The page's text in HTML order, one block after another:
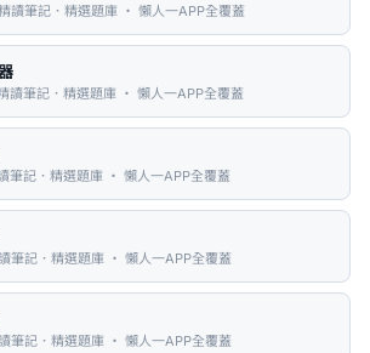
讀筆記．精選題庫 ・ 懶人一APP全覆蓋
讀筆記．精選題庫 ・ 懶人一APP全覆蓋
筆記．精選題庫 ・ 懶人一APP全覆蓋
筆記．精選題庫 ・ 懶人一APP全覆蓋
筆記．精選題庫 ・ 懶人一APP全覆蓋